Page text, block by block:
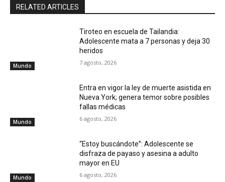
RELATED ARTICLES
Mundo
Tiroteo en escuela de Tailandia:
Adolescente mata a 7 personas y deja 30
heridos
7 agosto, 2026
Mundo
Entra en vigor la ley de muerte asistida en
Nueva York; genera temor sobre posibles
fallas médicas
6 agosto, 2026
Mundo
“Estoy buscándote”: Adolescente se
disfraza de payaso y asesina a adulto
mayor en EU
6 agosto, 2026